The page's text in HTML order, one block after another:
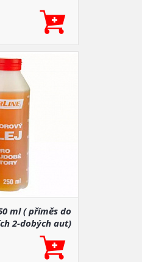
ml ( příměs do
2-dobých aut)